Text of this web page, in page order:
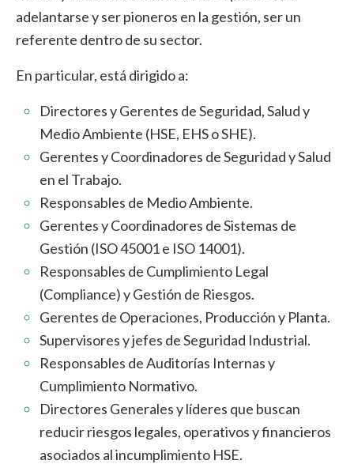
adelantarse y ser pioneros en la gestión, ser un
referente dentro de su sector.
En particular, está dirigido a:
Directores y Gerentes de Seguridad, Salud y
Medio Ambiente (HSE, EHS o SHE).
Gerentes y Coordinadores de Seguridad y Salud
en el Trabajo.
Responsables de Medio Ambiente.
Gerentes y Coordinadores de Sistemas de
Gestión (ISO 45001 e ISO 14001).
Responsables de Cumplimiento Legal
(Compliance) y Gestión de Riesgos.
Gerentes de Operaciones, Producción y Planta.
Supervisores y jefes de Seguridad Industrial.
Responsables de Auditorías Internas y
Cumplimiento Normativo.
Directores Generales y líderes que buscan
reducir riesgos legales, operativos y financieros
asociados al incumplimiento HSE.